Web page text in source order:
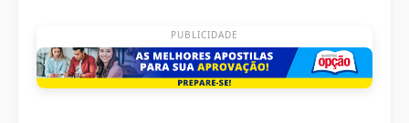
PUBLICIDADE